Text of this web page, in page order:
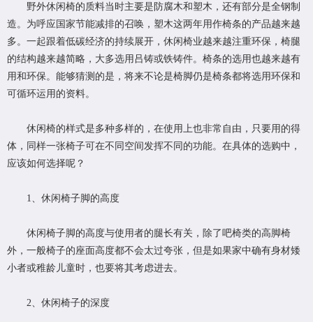
野外休闲椅的质料当时主要是防腐木和塑木，还有部分是全钢制
造。为呼应国家节能减排的召唤，塑木这两年用作椅条的产品越来越
多。一起跟着低碳经济的持续展开，休闲椅业越来越注重环保，椅腿
的结构越来越简略，大多选用吕铸或铁铸件。椅条的选用也越来越有
用和环保。能够猜测的是，将来不论是椅脚仍是椅条都将选用环保和
可循环运用的资料。
休闲椅的样式是多种多样的，在使用上也非常自由，只要用的得
体，同样一张椅子可在不同空间发挥不同的功能。在具体的选购中，
应该如何选择呢？
1、休闲椅子脚的高度
休闲椅子脚的高度与使用者的腿长有关，除了吧椅类的高脚椅
外，一般椅子的座面高度都不会太过夸张，但是如果家中确有身材矮
小者或稚龄儿童时，也要将其考虑进去。
2、休闲椅子的深度